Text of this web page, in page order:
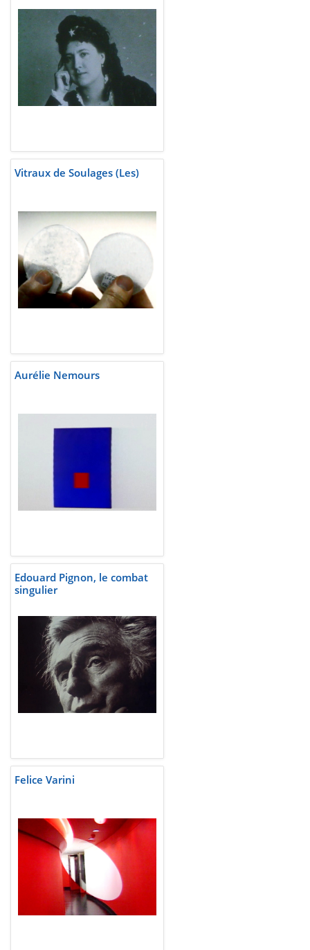
Vitraux de Soulages (Les)
Aurélie Nemours
Edouard Pignon, le combat
singulier
Felice Varini